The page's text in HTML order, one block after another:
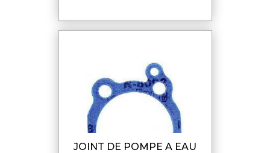
JOINT DE POMPE A EAU